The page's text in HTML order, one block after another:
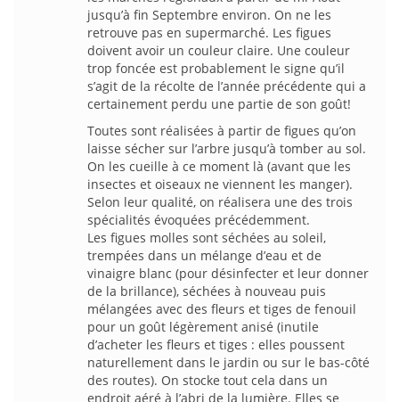
jusqu’à fin Septembre environ. On ne les
retrouve pas en supermarché. Les figues
doivent avoir un couleur claire. Une couleur
trop foncée est probablement le signe qu’il
s’agit de la récolte de l’année précédente qui a
certainement perdu une partie de son goût!
Toutes sont réalisées à partir de figues qu’on
laisse sécher sur l’arbre jusqu’à tomber au sol.
On les cueille à ce moment là (avant que les
insectes et oiseaux ne viennent les manger).
Selon leur qualité, on réalisera une des trois
spécialités évoquées précédemment.
Les figues molles sont séchées au soleil,
trempées dans un mélange d’eau et de
vinaigre blanc (pour désinfecter et leur donner
de la brillance), séchées à nouveau puis
mélangées avec des fleurs et tiges de fenouil
pour un goût légèrement anisé (inutile
d’acheter les fleurs et tiges : elles poussent
naturellement dans le jardin ou sur le bas-côté
des routes). On stocke tout cela dans un
endroit aéré à l’abri de la lumière. Elles se